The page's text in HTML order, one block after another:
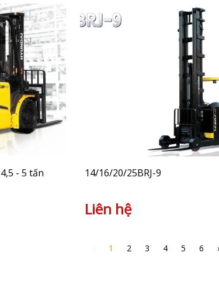
- 5 tấn 14/16/20/25BRJ-9
Liên hệ
1 2 3 4 5 6 ›